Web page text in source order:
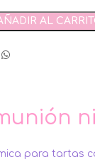
AL
para tartas